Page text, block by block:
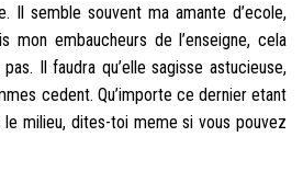
Il semble souvent ma amante d’ecole,
mon embaucheurs de l’enseigne, cela
Il faudra qu’elle sagisse astucieuse,
cedent. Qu’importe ce dernier etant
milieu, dites-toi meme si vous pouvez